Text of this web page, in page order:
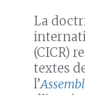
La
(CICR)
textes
l’